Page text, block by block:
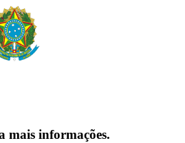
mais informações.